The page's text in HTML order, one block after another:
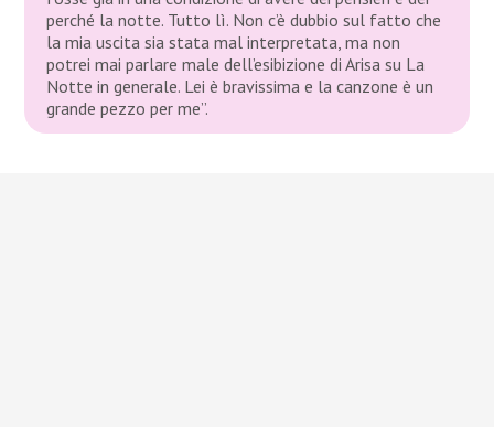
perché la notte. Tutto lì. Non c’è dubbio sul fatto che
la mia uscita sia stata mal interpretata, ma non
potrei mai parlare male dell’esibizione di Arisa su La
Notte in generale. Lei è bravissima e la canzone è un
grande pezzo per me”.